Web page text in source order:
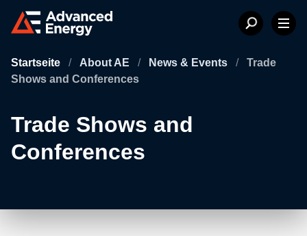
Startseite / About AE / News & Events /
Trade
Shows and Conferences
Trade Shows and
Conferences